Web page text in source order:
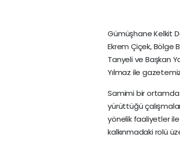
Gümüşhane Kelkit
Ekrem Çiçek, Bölge
Tanyeli ve Başkan
Yılmaz ile
Samimi bir ortamda
yürüttüğü
yönelik faaliyetler ile
kalkınmadaki rolü